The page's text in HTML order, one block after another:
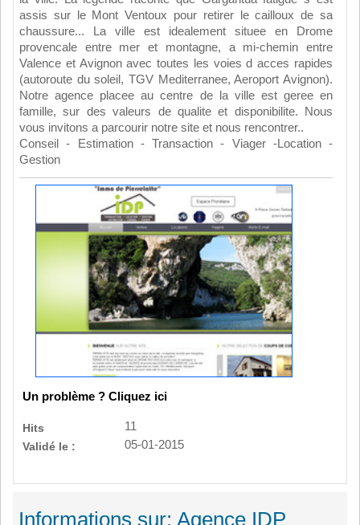
assis sur le Mont Ventoux pour retirer le cailloux de sa
chaussure... La ville est idealement situee en Drome
provencale entre mer et montagne, a mi-chemin entre
Valence et Avignon avec toutes les voies d acces rapides
(autoroute du soleil, TGV Mediterranee, Aeroport Avignon).
Notre agence placee au centre de la ville est geree en
famille, sur des valeurs de qualite et disponibilite. Nous
vous invitons a parcourir notre site et nous rencontrer..
Conseil - Estimation - Transaction - Viager -Location -
Gestion
Un problème ? Cliquez ici
Hits
11
Validé le :
05-01-2015
Informations sur: Agence IDP